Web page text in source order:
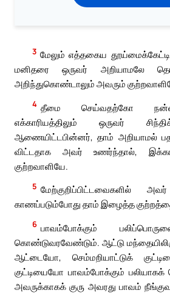
3 மேலும் எத்தகைய
மனிதரை ஒருவர் அறியாமலே
அறிந்துகொண்டாலும் அவரும்
4 தீமை செய்வதற்கோ
எக்காரியத்திலும் ஒருவர்
ஆணையிட்டபின்னர், தாம் அறியாமல்
விட்டதாக அவர் உணர்ந்தால்,
குற்றவாளியே.
5 மேற்குறிப்பிட்டவைகளில்
காணப்படும்போது தாம் இழைத்த
6 பாவம்போக்கும்
கொண்டுவரவேண்டும். ஆட்டு
ஆட்டையோ, செம்மறியாட்டுக்
குட்டியையோ பாவம்போக்கும்
அவருக்காகக் குரு அவரது பாவம்